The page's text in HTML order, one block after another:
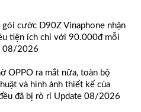
gói cước D90Z Vinaphone nhận
tiện ích chỉ với 90.000đ mỗi
08/2026
OPPO ra mắt nữa, toàn bộ
và hình ảnh thiết kế của
đã bị rò rỉ Update 08/2026